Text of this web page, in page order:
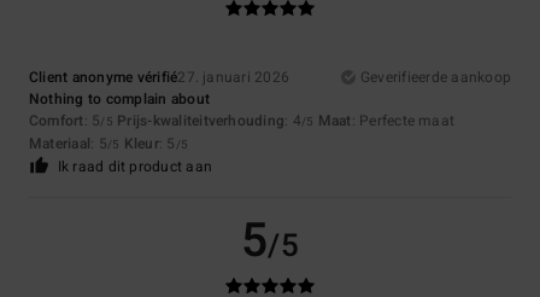
Client anonyme vérifié27. januari 2026
Geverifieerde aankoop
Nothing to complain about
Comfort: 5/5 Prijs-kwaliteitverhouding: 4/5 Maat: Perfecte maat
Materiaal: 5/5 Kleur: 5 /5
Ik raad dit product aan
5/5